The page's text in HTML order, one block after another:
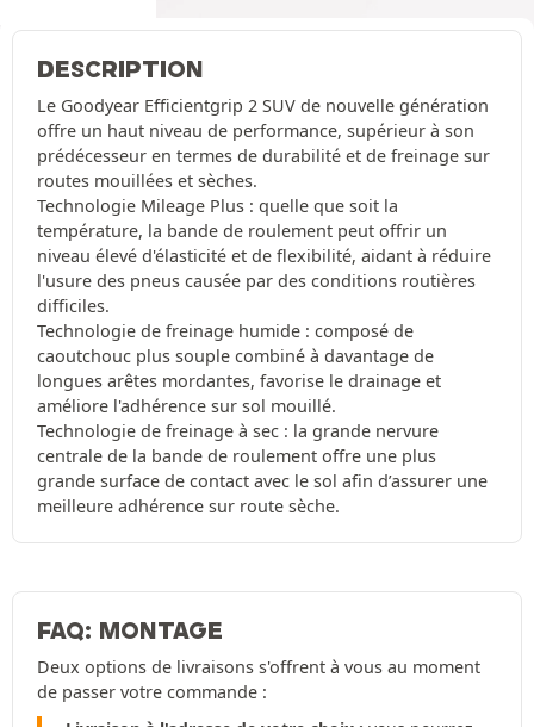
DESCRIPTION
Le Goodyear Efficientgrip 2 SUV de nouvelle génération
offre un haut niveau de performance, supérieur à son
prédécesseur en termes de durabilité et de freinage sur
routes mouillées et sèches.
Technologie Mileage Plus : quelle que soit la
température, la bande de roulement peut offrir un
niveau élevé d'élasticité et de flexibilité, aidant à réduire
l'usure des pneus causée par des conditions routières
difficiles.
Technologie de freinage humide : composé de
caoutchouc plus souple combiné à davantage de
longues arêtes mordantes, favorise le drainage et
améliore l'adhérence sur sol mouillé.
Technologie de freinage à sec : la grande nervure
centrale de la bande de roulement offre une plus
grande surface de contact avec le sol afin d’assurer une
meilleure adhérence sur route sèche.
FAQ: MONTAGE
Deux options de livraisons s'offrent à vous au moment
de passer votre commande :